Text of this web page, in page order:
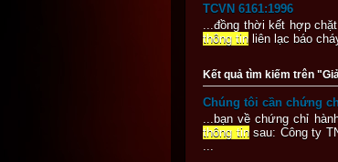
TCVN 6161:1996
...đồng thời kết hợp
thông tin liên lạc báo
Kết quả tìm kiếm trên
Chúng tôi cần chứng
...bạn về chứng chỉ
thông tinsau: Công ty